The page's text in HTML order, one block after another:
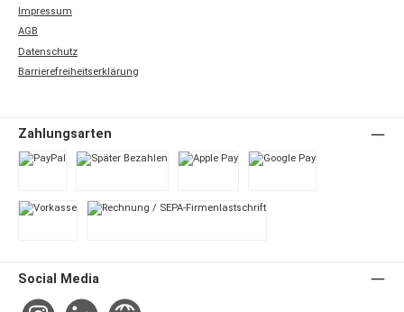
Impressum
AGB
Datenschutz
Barrierefreiheitserklärung
Zahlungsarten
Social Media